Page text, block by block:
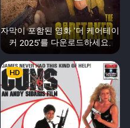
자막이 포함된 영화 '더 케어테이
커 2025'를 다운로드하세요.
HD